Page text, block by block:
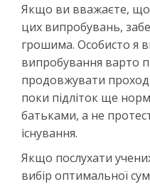
Якщо ви вважаєте, що
цих випробувань,
грошима. Особисто я
випробування варто
продовжувати
поки підліток ще
батьками, а не
існування.
Якщо послухати
вибір оптимальної